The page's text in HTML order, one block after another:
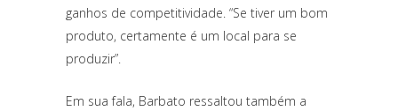
ganhos de competitividade. “Se tiver um bom
produto, certamente é um local para se
produzir”.
Em sua fala, Barbato ressaltou também a